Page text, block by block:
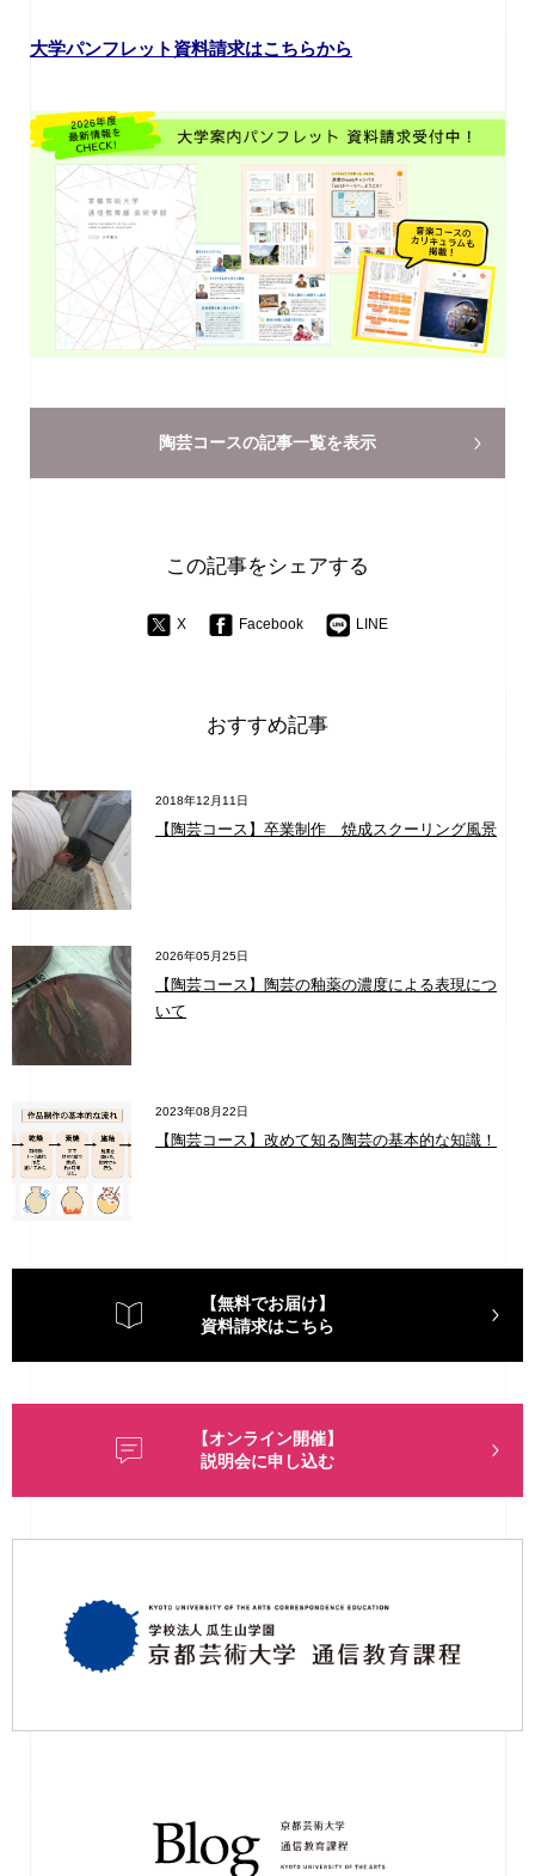
大学パンフレット資料請求はこちらから
陶芸コースの記事一覧を表示
この記事をシェアする
X Facebook LINE
おすすめ記事
2018年12月11日
【陶芸コース】卒業制作 焼成スクーリング風景
2026年05月25日
【陶芸コース】陶芸の釉薬の濃度による表現につ
いて
2023年08月22日
【陶芸コース】改めて知る陶芸の基本的な知識！
【無料でお届け】
資料請求はこちら
【オンライン開催】
説明会に申し込む